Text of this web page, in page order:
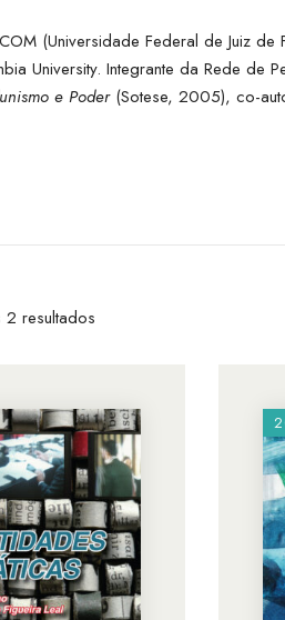
(Universidade Federal de Juiz de
University. Integrante da Rede de
e Poder(Sotese, 2005), co-
resultados